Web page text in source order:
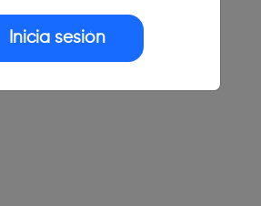
Inicia sesión